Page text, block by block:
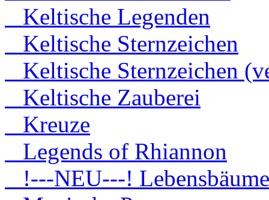
Keltische Legenden
Keltische Sternzeichen
Keltische Sternzeichen
Keltische Zauberei
Kreuze
Legends of Rhiannon
!---NEU---! Lebensbäume